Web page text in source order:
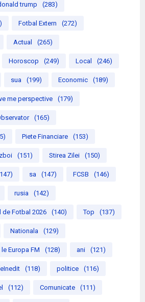
trump (283)
Fotbal Extern (272)
Actual (265)
Horoscop (249) Local (246)
sua (199) Economic (189)
me perspective (179)
(165)
Piete Financiare (153)
(151) Stirea Zilei (150)
sa (147) FCSB (146)
rusia (142)
de Fotbal 2026 (140) Top (137)
Nationala (129)
le Europa FM (128) ani (121)
(118) politice (116)
(112) Comunicate (111)